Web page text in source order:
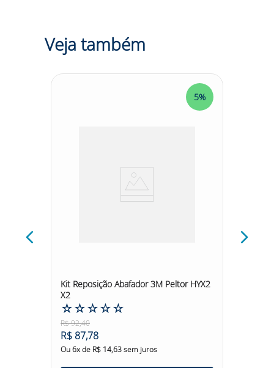
Veja também
5%
Kit Reposição Abafador 3M Peltor HYX2
X2
☆☆☆☆☆
R$92,40
R$ 87,78
Ou6x de R$ 14,63sem juros